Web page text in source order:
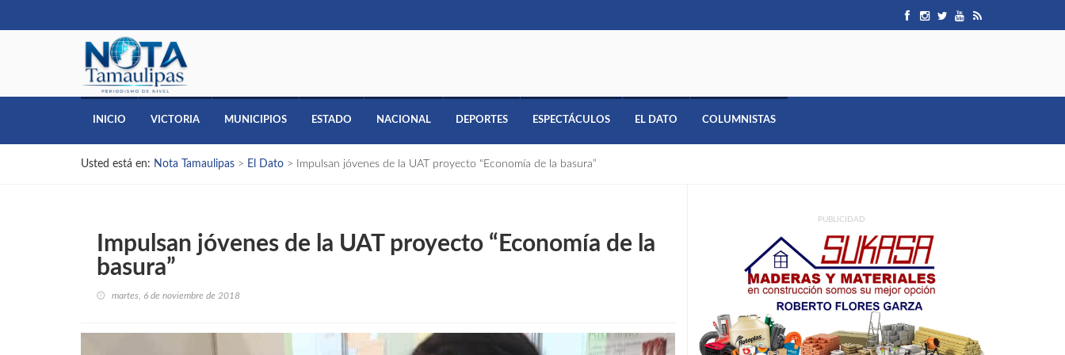
INICIO VICTORIA MUNICIPIOS ESTADO NACIONAL DEPORTES ESPECTÁCULOS EL DATO COLUMNISTAS
Usted está en: Nota Tamaulipas > El Dato > Impulsan jóvenes de la UAT proyecto “Economía de la basura”
Impulsan jóvenes de la UAT proyecto “Economía de la
basura”
martes, 6 de noviembre de 2018
PUBLICIDAD